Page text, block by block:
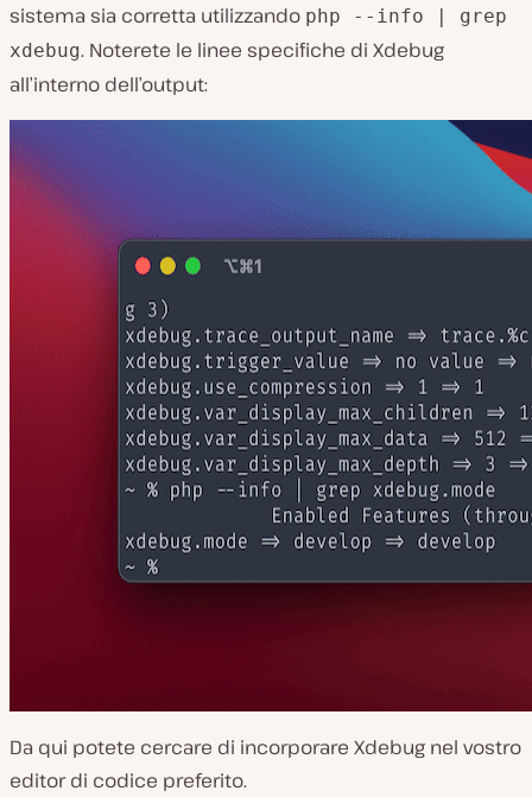
sistema sia corretta utilizzando php --info | grep
xdebug. Noterete le linee specifiche di Xdebug
all’interno dell’output:
Da qui potete cercare di incorporare Xdebug nel vostro
editor di codice preferito.